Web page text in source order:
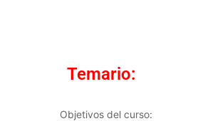
Temario:
Objetivos del curso: